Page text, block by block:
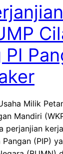
Milik
Mandiri
perjanjian
Pangan (PIP)